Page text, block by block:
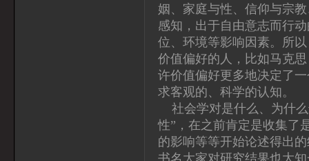
姻、家庭与性、信仰与宗
感知，出于自由意志而行
位、环境等影响因素。所
价值偏好的人，比如马克
许价值偏好更多地决定了
求客观的、科学的认知。
社会学对是什么、为什么
性”，在之前肯定是收集了
的影响等等开始论述得出
书名大家对研究结果也大